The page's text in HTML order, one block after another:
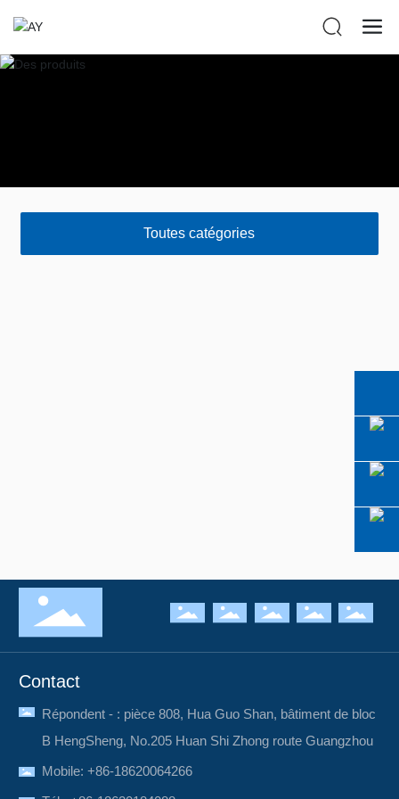
Toutes catégories
Contact
Répondent - : pièce 808, Hua Guo Shan, bâtiment de bloc
B HengSheng, No.205 Huan Shi Zhong route Guangzhou
Mobile:+86-18620064266